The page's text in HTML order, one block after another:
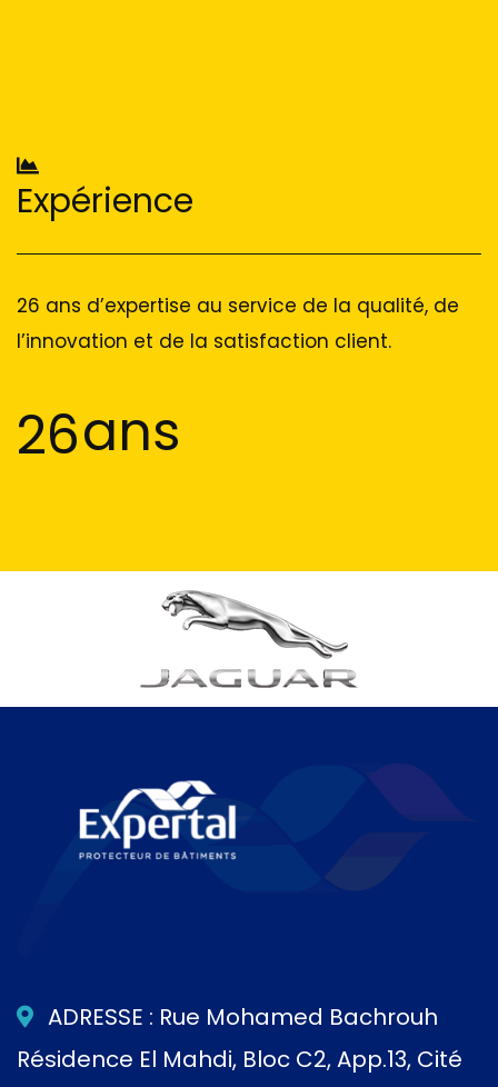
Expérience
26 ans d’expertise au service de la qualité, de
l’innovation et de la satisfaction client.
26ans
ADRESSE : Rue Mohamed Bachrouh
Résidence El Mahdi, Bloc C2, App.13, Cité